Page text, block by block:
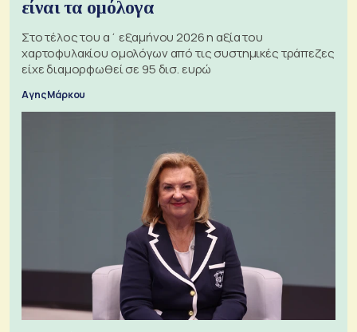
είναι τα ομόλογα
Στο τέλος του α΄ εξαμήνου 2026 η αξία του
χαρτοφυλακίου ομολόγων από τις συστημικές τράπεζες
είχε διαμορφωθεί σε 95 δισ. ευρώ
Αγης Μάρκου